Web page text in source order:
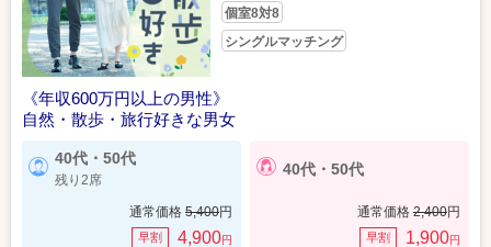
個室8対8
シングルマッチング
《年収600万円以上の男性》
自然・散歩・旅行好きな男女
40代・50代
残り2席
通常価格 5,400円
早割 4,900円
40代・50代
通常価格 2,400円
早割 1,900円